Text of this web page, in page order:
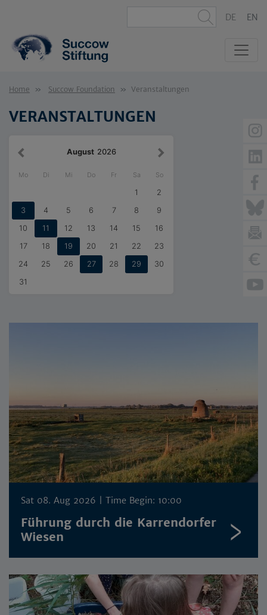
DE EN
Home Succow Foundation Veranstaltungen
VERANSTALTUNGEN
August 2026
Mo Di Mi Do Fr Sa So
1
2
3
4 5 6 7 8
9
10
11 12 13 14 15
16
17
18 19 20 21 22
23
24
25 26 27 28 29
30
31
Sat 08. Aug 2026 | Time Begin: 10:00
Führung durch die Karrendorfer
Wiesen